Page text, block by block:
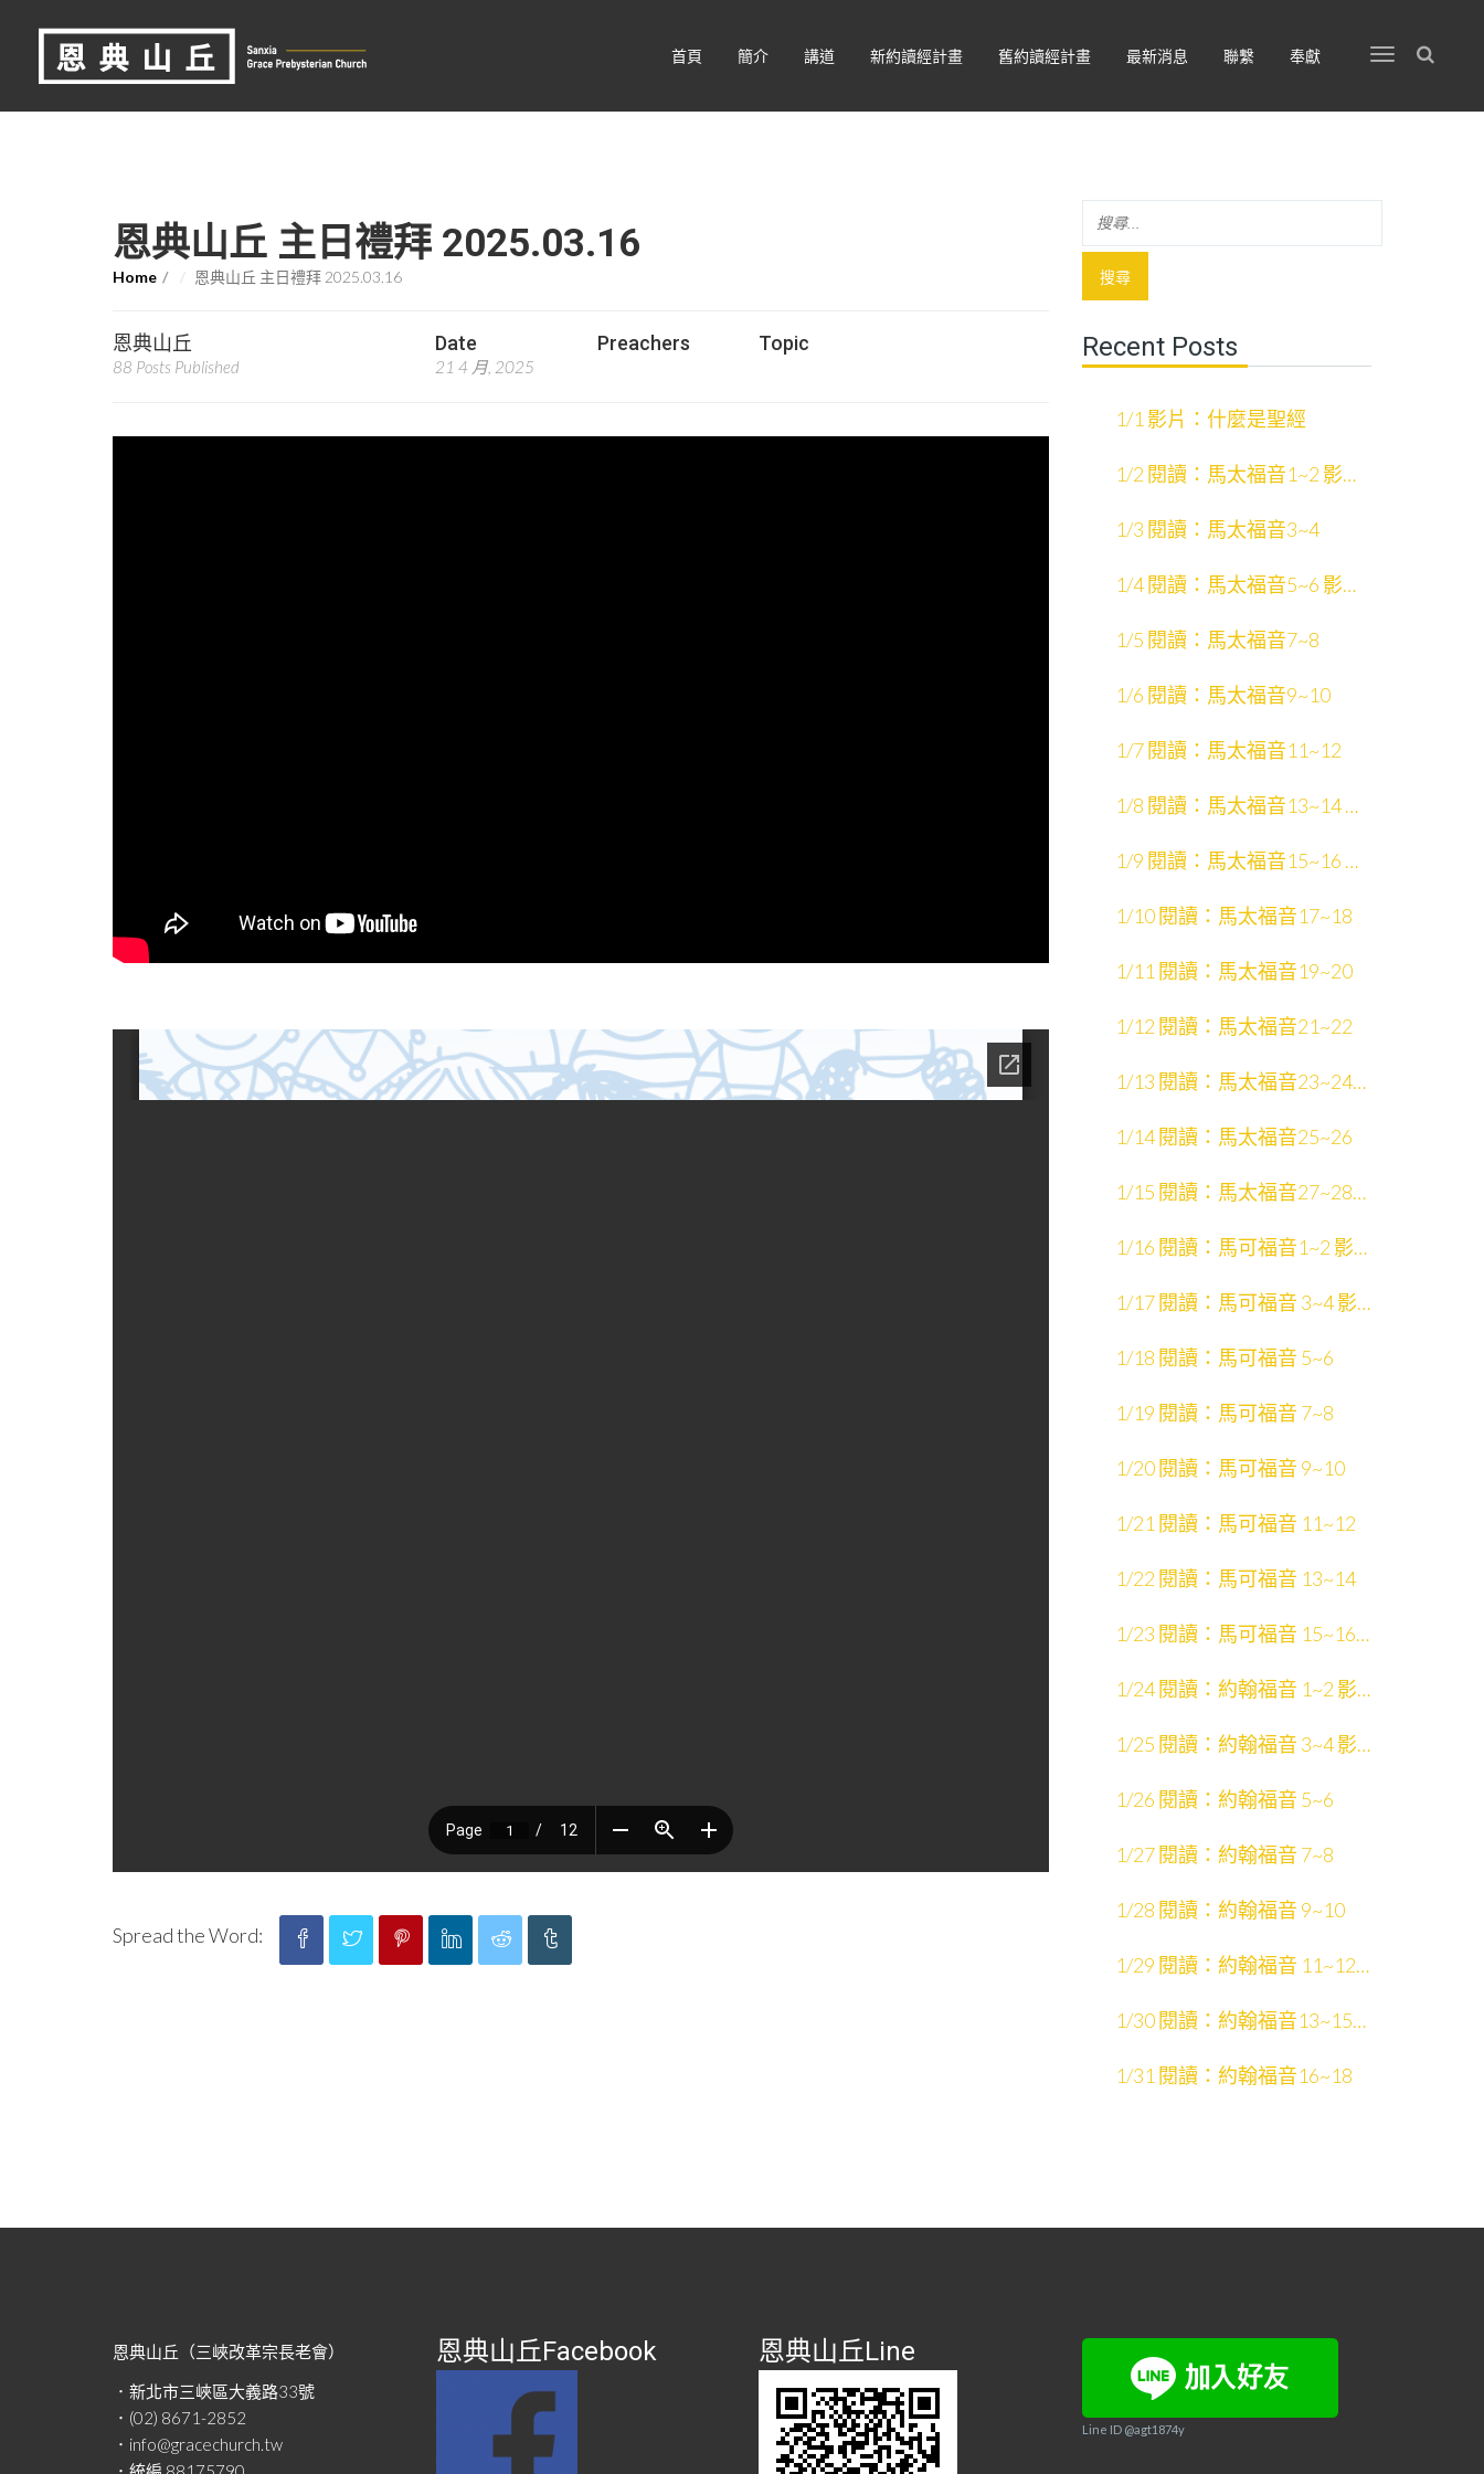
首頁 簡介 講道 新約讀經計畫 舊約讀經計畫 最新消息 聯繫 奉獻
恩典山丘 主日禮拜 2025.03.16
Home 恩典山丘 主日禮拜 2025.03.16
恩典山丘
88 Posts Published
Date
21 4 月, 2025
Preachers Topic
Spread the Word:
Recent Posts
1/1 影片：什麼是聖經
1/2 閱讀：馬太福音1~2 影
1/3 閱讀：馬太福音3~4
1/4 閱讀：馬太福音5~6 影
1/5 閱讀：馬太福音7~8
1/6 閱讀：馬太福音9~10
1/7 閱讀：馬太福音11~12
1/8 閱讀：馬太福音13~14 影
1/9 閱讀：馬太福音15~16 影
1/10 閱讀：馬太福音17~18
1/11 閱讀：馬太福音19~20
1/12 閱讀：馬太福音21~22
1/13 閱讀：馬太福音23~24
1/14 閱讀：馬太福音25~26
1/15 閱讀：馬太福音27~28
1/16 閱讀：馬可福音1~2 影
1/17 閱讀：馬可福音 3~4 影
1/18 閱讀：馬可福音 5~6
1/19 閱讀：馬可福音 7~8
1/20 閱讀：馬可福音 9~10
1/21 閱讀：馬可福音 11~12
1/22 閱讀：馬可福音 13~14
1/23 閱讀：馬可福音 15~16
1/24 閱讀：約翰福音 1~2 影
1/25 閱讀：約翰福音 3~4 影
1/26 閱讀：約翰福音 5~6
1/27 閱讀：約翰福音 7~8
1/28 閱讀：約翰福音 9~10
1/29 閱讀：約翰福音 11~12
1/30 閱讀：約翰福音13~15
1/31 閱讀：約翰福音16~18
恩典山丘（三峽改革宗長老會）
．新北市三峽區大義路33號
．(02) 8671-2852
．info@gracechurch.tw
恩典山丘Facebook 恩典山丘Line
Line ID @agt1874y